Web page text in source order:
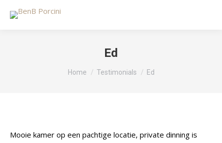
Ed
Je bent hier:
Home Testimonials Ed
Mooie kamer op een pachtige locatie, private dinning is